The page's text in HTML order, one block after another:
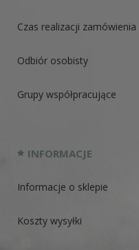
Czas realizacji zamówienia
Odbiór osobisty
Grupy współpracujące
INFORMACJE
Informacje o sklepie
Koszty wysyłki